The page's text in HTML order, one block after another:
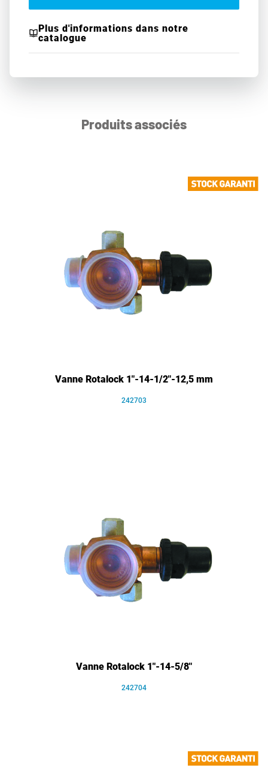
Plus d'informations dans notre
catalogue
Produits associés
Vanne Rotalock 1"-14-1/2"-12,5 mm
242703
Vanne Rotalock 1"-14-5/8"
242704